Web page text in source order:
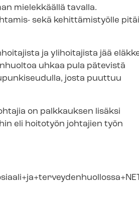
mielekkäällä tavalla.
sekä kehittämistyölle
ja ylihoitajista jää
uhkaa pula pätevistä
josta puuttuu
on palkkauksen lisäksi
eli hoitotyön johtajien työn